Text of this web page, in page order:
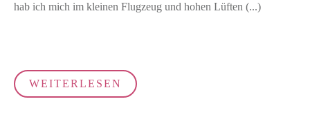
hab ich mich im kleinen Flugzeug und hohen Lüften (...)
WEITERLESEN